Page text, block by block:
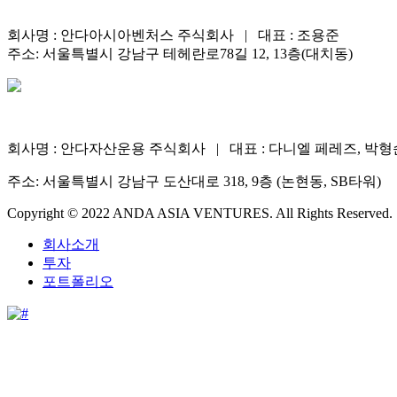
회사명 : 안다아시아벤처스 주식회사 | 대표 : 조용준
주소: 서울특별시 강남구 테헤란로78길 12, 13층(대치동)
회사명 : 안다자산운용 주식회사 | 대표 : 다니엘 페레즈, 박형
주소: 서울특별시 강남구 도산대로 318, 9층 (논현동, SB타워)
Copyright © 2022 ANDA ASIA VENTURES. All Rights Reserved.
회사소개
투자
포트폴리오